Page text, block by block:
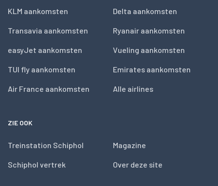
KLM aankomsten
Transavia aankomsten
easyJet aankomsten
TUI fly aankomsten
Air France aankomsten
Delta aankomsten
Ryanair aankomsten
Vueling aankomsten
Emirates aankomsten
Alle airlines
ZIE OOK
Treinstation Schiphol
Schiphol vertrek
Magazine
Over deze site